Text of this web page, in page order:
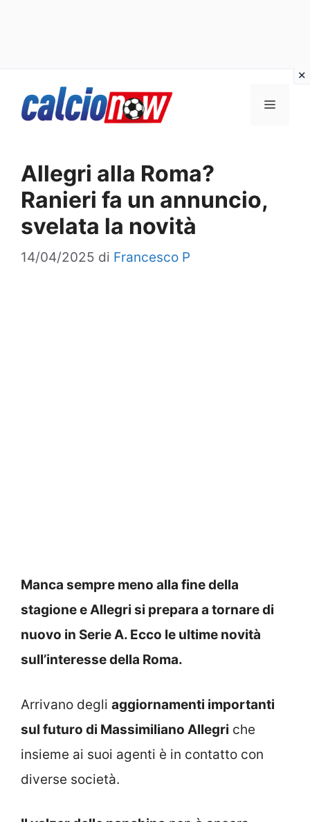
Menu
Allegri alla Roma?
Ranieri fa un annuncio,
svelata la novità
14/04/2025 di Francesco P
Manca sempre meno alla fine della
stagione e Allegri si prepara a tornare di
nuovo in Serie A. Ecco le ultime novità
sull’interesse della Roma.
Arrivano degli aggiornamenti importanti
sul futuro di Massimiliano Allegri che
insieme ai suoi agenti è in contatto con
diverse società.